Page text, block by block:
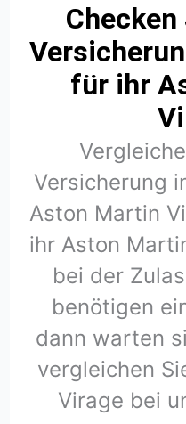
für ihr
Versicherung
Aston Martin
ihr Aston
bei der
benötigen
dann warten
vergleichen
Virage bei